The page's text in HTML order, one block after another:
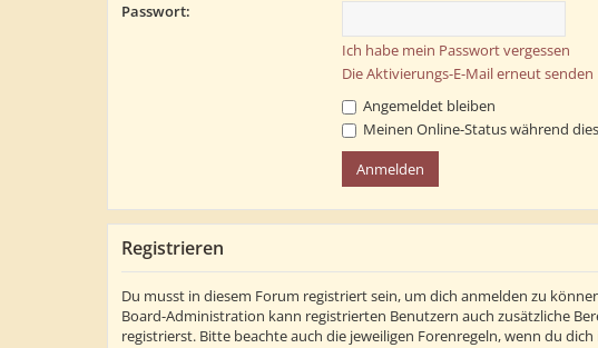
Passwort:
Ich habe mein Passwort vergessen
Die Aktivierungs-E-Mail erneut senden
Angemeldet bleiben
Meinen Online-Status während
Registrieren
Du musst in diesem Forum registriert sein, um dich anmelden zu
Board-Administration kann registrierten Benutzern auch zusätzliche
registrierst. Bitte beachte auch die jeweiligen Forenregeln, wenn du